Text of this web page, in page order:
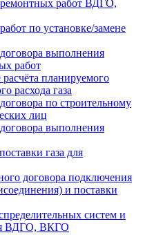
ремонтных работ ВДГО,
по установке/замене
выполнения
работ
планируемого
расхода газа
по строительному
лиц
выполнения
газа для
договора подключения
и поставки
систем и
ВДГО, ВКГО